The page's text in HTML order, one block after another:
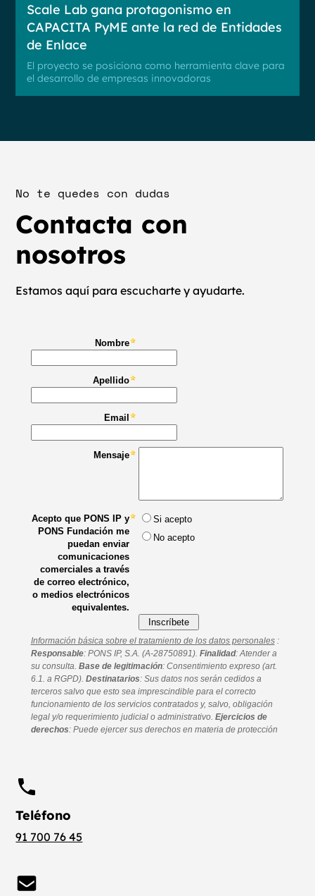
Scale Lab gana protagonismo en
CAPACITA PyME ante la red de Entidades
de Enlace
El proyecto se posiciona como herramienta clave para
el desarrollo de empresas innovadoras
No te quedes con dudas
Contacta con
nosotros
Estamos aquí para escucharte y ayudarte.
Teléfono
91 700 76 45